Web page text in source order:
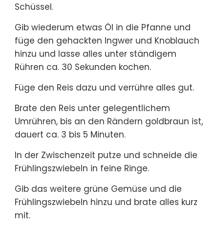
Schüssel.
Gib wiederum etwas Öl in die Pfanne und
füge den gehackten Ingwer und Knoblauch
hinzu und lasse alles unter ständigem
Rühren ca. 30 Sekunden kochen.
Füge den Reis dazu und verrühre alles gut.
Brate den Reis unter gelegentlichem
Umrühren, bis an den Rändern goldbraun ist,
dauert ca. 3 bis 5 Minuten.
In der Zwischenzeit putze und schneide die
Frühlingszwiebeln in feine Ringe.
Gib das weitere grüne Gemüse und die
Frühlingszwiebeln hinzu und brate alles kurz
mit.